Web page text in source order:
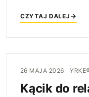
zmianom w
CZYTAJ DALEJ
26 MAJA 2026
Kącik do